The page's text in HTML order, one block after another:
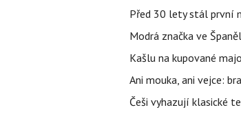
Před 30 lety stál první
Modrá značka ve
Kašlu na kupované
Ani mouka, ani vejce:
Češi vyhazují klasické